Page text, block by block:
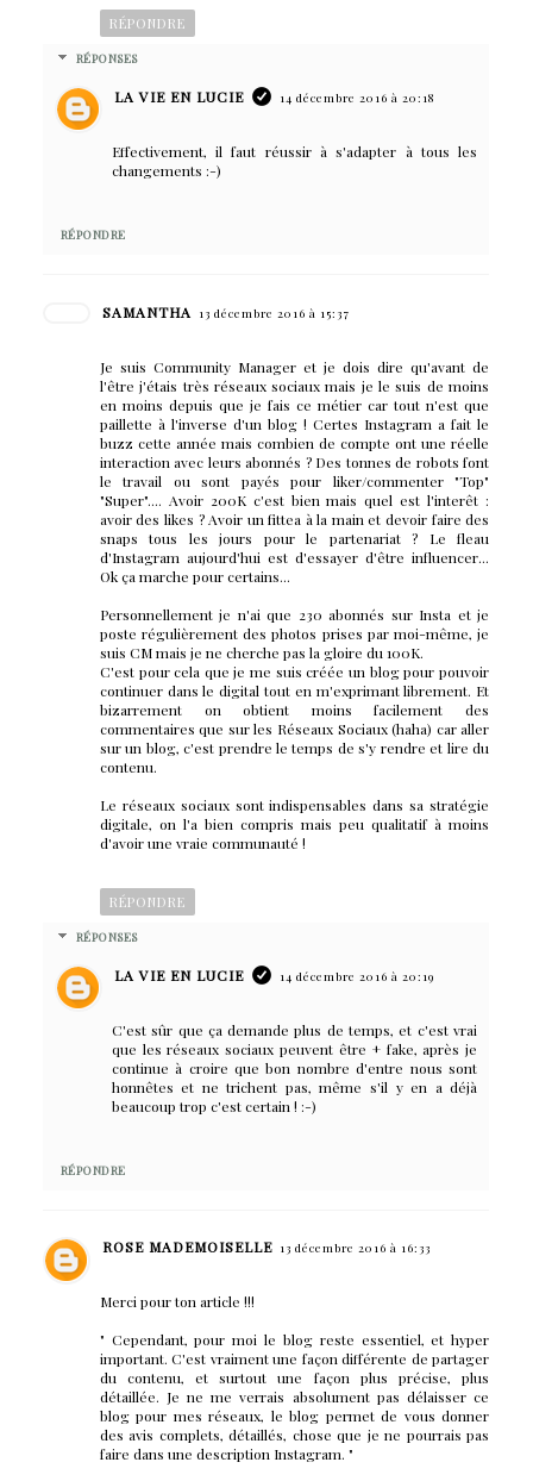
RÉPONDRE
RÉPONSES
LA VIE EN LUCIE 14 décembre 2016 à 20:18
Effectivement, il faut réussir à s'adapter à tous les
changements :-)
RÉPONDRE
SAMANTHA 13 décembre 2016 à 15:37
Je suis Community Manager et je dois dire qu'avant de
l'être j'étais très réseaux sociaux mais je le suis de moins
en moins depuis que je fais ce métier car tout n'est que
paillette à l'inverse d'un blog ! Certes Instagram a fait le
buzz cette année mais combien de compte ont une réelle
interaction avec leurs abonnés ? Des tonnes de robots font
le travail ou sont payés pour liker/commenter "Top"
"Super".... Avoir 200K c'est bien mais quel est l'interêt :
avoir des likes ? Avoir un fittea à la main et devoir faire des
snaps tous les jours pour le partenariat ? Le fleau
d'Instagram aujourd'hui est d'essayer d'être influencer...
Ok ça marche pour certains...
Personnellement je n'ai que 230 abonnés sur Insta et je
poste régulièrement des photos prises par moi-même, je
suis CM mais je ne cherche pas la gloire du 100K.
C'est pour cela que je me suis créée un blog pour pouvoir
continuer dans le digital tout en m'exprimant librement. Et
bizarrement on obtient moins facilement des
commentaires que sur les Réseaux Sociaux (haha) car aller
sur un blog, c'est prendre le temps de s'y rendre et lire du
contenu.
Le réseaux sociaux sont indispensables dans sa stratégie
digitale, on l'a bien compris mais peu qualitatif à moins
d'avoir une vraie communauté !
RÉPONDRE
RÉPONSES
LA VIE EN LUCIE 14 décembre 2016 à 20:19
C'est sûr que ça demande plus de temps, et c'est vrai
que les réseaux sociaux peuvent être + fake, après je
continue à croire que bon nombre d'entre nous sont
honnêtes et ne trichent pas, même s'il y en a déjà
beaucoup trop c'est certain ! :-)
RÉPONDRE
ROSE MADEMOISELLE 13 décembre 2016 à 16:33
Merci pour ton article !!!
" Cependant, pour moi le blog reste essentiel, et hyper
important. C'est vraiment une façon différente de partager
du contenu, et surtout une façon plus précise, plus
détaillée. Je ne me verrais absolument pas délaisser ce
blog pour mes réseaux, le blog permet de vous donner
des avis complets, détaillés, chose que je ne pourrais pas
faire dans une description Instagram. "